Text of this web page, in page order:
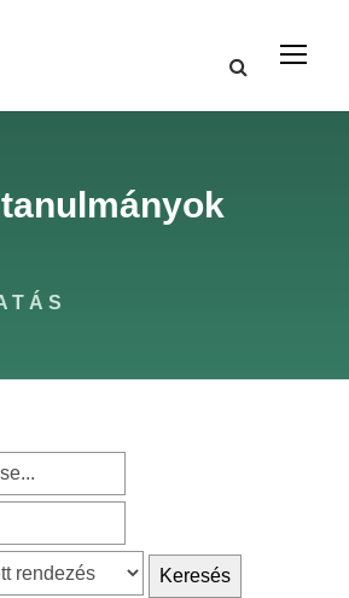
Keresés